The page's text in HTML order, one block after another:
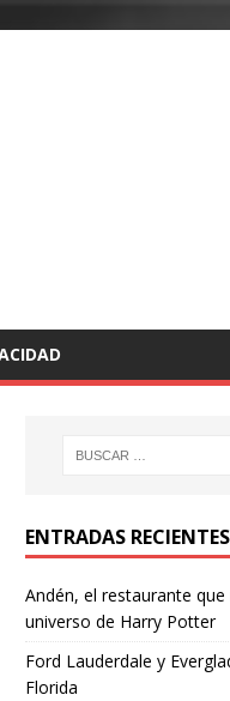
ENTRADAS RECIENTES
Andén, el restaurante
universo de Harry Potter
Ford Lauderdale y
Florida